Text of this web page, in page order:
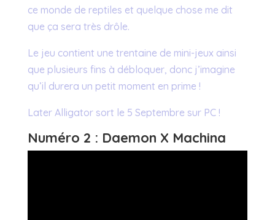
ce monde de reptiles et quelque chose me dit
que ça sera très drôle.
Le jeu contient une trentaine de mini-jeux ainsi
que plusieurs fins à débloquer, donc j’imagine
qu’il durera un petit moment en prime !
Later Alligator sort le 5 Septembre sur PC !
Numéro 2 : Daemon X Machina